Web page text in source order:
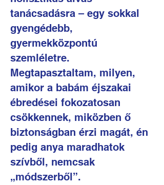
tanácsadásra – egy sokkal
gyengédebb,
gyermekközpontú
szemléletre.
Megtapasztaltam, milyen,
amikor a babám éjszakai
ébredései fokozatosan
csökkennek, miközben ő
biztonságban érzi magát, én
pedig anya maradhatok
szívből, nemcsak
„módszerből”.